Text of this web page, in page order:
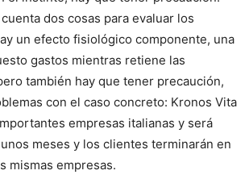
dos cosas para evaluar los
un efecto fisiológico componente, una
gastos mientras retiene las
también hay que tener precaución,
con el caso concreto: Kronos Vita
empresas italianas y será
meses y los clientes terminarán en
mismas empresas.